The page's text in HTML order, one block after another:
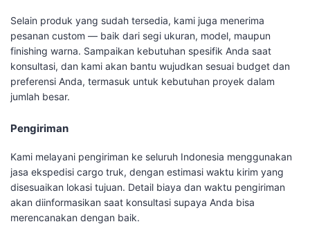
Selain produk yang sudah tersedia, kami juga menerima
pesanan custom — baik dari segi ukuran, model, maupun
finishing warna. Sampaikan kebutuhan spesifik Anda saat
konsultasi, dan kami akan bantu wujudkan sesuai budget dan
preferensi Anda, termasuk untuk kebutuhan proyek dalam
jumlah besar.
Pengiriman
Kami melayani pengiriman ke seluruh Indonesia menggunakan
jasa ekspedisi cargo truk, dengan estimasi waktu kirim yang
disesuaikan lokasi tujuan. Detail biaya dan waktu pengiriman
akan diinformasikan saat konsultasi supaya Anda bisa
merencanakan dengan baik.